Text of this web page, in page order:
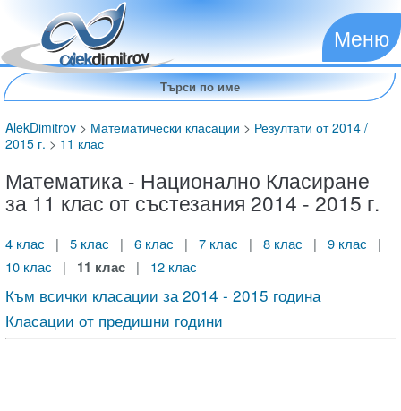
Меню
AlekDimitrov > Математически класации > Резултати от 2014 /
2015 г. > 11 клас
Математика - Национално Класиране
за 11 клас от състезания 2014 - 2015 г.
4 клас | 5 клас | 6 клас | 7 клас | 8 клас | 9 клас
|
10 клас
| 11 клас | 12 клас
Към всички класации за 2014 - 2015 година
Класации от предишни години